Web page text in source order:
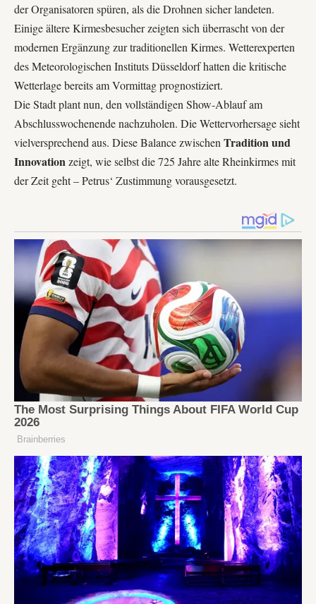
der Organisatoren spüren, als die Drohnen sicher landeten.
Einige ältere Kirmesbesucher zeigten sich überrascht von der
modernen Ergänzung zur traditionellen Kirmes. Wetterexperten
desMeteorologischen Instituts Düsseldorfhatten die kritische
Wetterlage bereits am Vormittag prognostiziert.
Die Stadt plant nun, den vollständigen Show-Ablauf am
Abschlusswochenende nachzuholen. Die Wettervorhersage sieht
vielversprechend aus. Diese Balance zwischen Tradition und
Innovationzeigt, wie selbst die 725 Jahre alte Rheinkirmes mit
der Zeit geht – Petrus‘ Zustimmung vorausgesetzt.